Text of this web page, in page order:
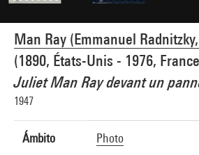
Man Ray (Emmanuel
(1890, États-Unis - 1976,
Juliet Man Ray devant un
1947
Ámbito Photo